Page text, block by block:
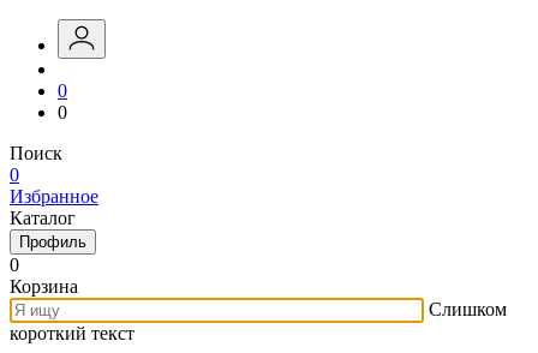
0
0
Поиск
0
Избранное
Каталог
Профиль
0
Корзина
Слишком
короткий текст